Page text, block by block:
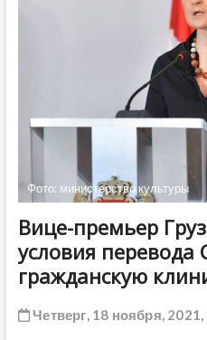
Фото: министерство культуры
Вице-премьер
условия
гражданскую
Четверг, 18 ноября, 2021,